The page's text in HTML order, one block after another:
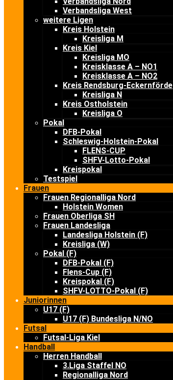
Verbandsliga West
weitere Ligen
Kreis Holstein
Kreisliga M
Kreis Kiel
Kreisliga MO
Kreisklasse A – NO1
Kreisklasse A – NO2
Kreis Rendsburg-Eckernförde
Kreisliga N
Kreis Ostholstein
Kreisliga O
Pokal
DFB-Pokal
Schleswig-Holstein-Pokal
FLENS-CUP
SHFV-Lotto-Pokal
Kreispokal
Testspiel
Frauen
Frauen Regionalliga Nord
Holstein Women
Frauen Oberliga SH
Frauen Landesliga
Landesliga Holstein (F)
Kreisliga (W)
Pokal (F)
DFB-Pokal (F)
Flens-Cup (F)
Kreispokal (F)
SHFV-LOTTO-Pokal (F)
Juniorinnen
U17 (F)
U17 (F) Bundesliga N/NO
Futsal
Futsal-Liga Kiel
Handball
Herren Handball
3.Liga Staffel NO
Regionalliga Nord